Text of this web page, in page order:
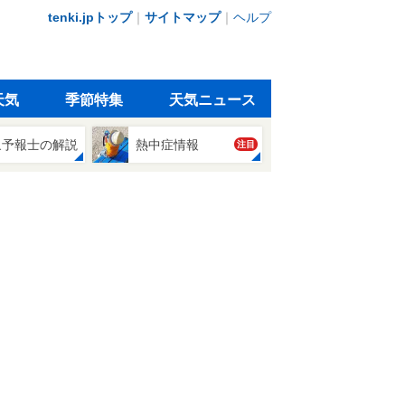
tenki.jpトップ｜ サイトマップ｜ ヘルプ
気 季節特集 天気ニュース
報士の解説 熱中症情報 注目